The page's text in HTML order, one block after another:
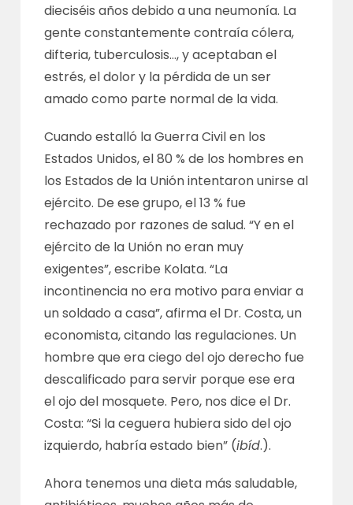
dieciséis años debido a una neumonía. La
gente constantemente contraía cólera,
difteria, tuberculosis…, y aceptaban el
estrés, el dolor y la pérdida de un ser
amado como parte normal de la vida.
Cuando estalló la Guerra Civil en los
Estados Unidos, el 80 % de los hombres en
los Estados de la Unión intentaron unirse al
ejército. De ese grupo, el 13 % fue
rechazado por razones de salud. “Y en el
ejército de la Unión no eran muy
exigentes”, escribe Kolata. “La
incontinencia no era motivo para enviar a
un soldado a casa”, afirma el Dr. Costa, un
economista, citando las regulaciones. Un
hombre que era ciego del ojo derecho fue
descalificado para servir porque ese era
el ojo del mosquete. Pero, nos dice el Dr.
Costa: “Si la ceguera hubiera sido del ojo
izquierdo, habría estado bien” (ibíd.).
Ahora tenemos una dieta más saludable,